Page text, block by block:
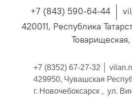
+7 (843) 590-64-44
420011, Республика
+7 (8352) 67-27-32 │
429950, Чувашская
г. Новочебоксарск , ул.